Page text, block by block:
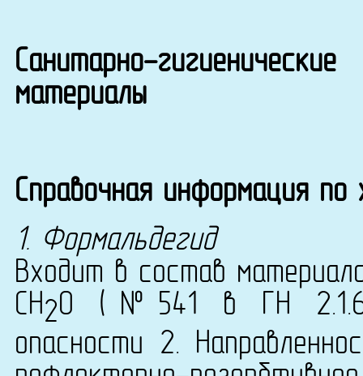
Санитарно-
материалы
Справочная информация
1. Формальдегид
Входит в состав
CH2O (№541 в ГН
опасности 2.